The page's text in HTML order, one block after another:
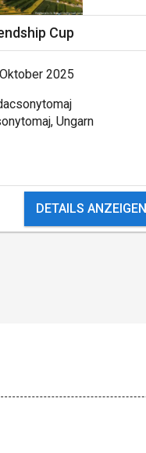
Cup
2025
Ungarn
DETAILS ANZEIGEN